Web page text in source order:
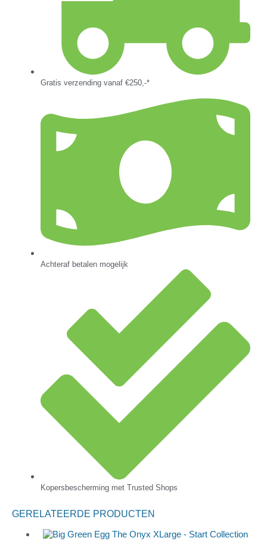
Gratis verzending vanaf €250,-*
Achteraf betalen mogelijk
Kopersbescherming met Trusted Shops
GERELATEERDE PRODUCTEN